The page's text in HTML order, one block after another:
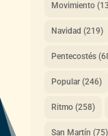
Movimiento
Navidad (219)
Pentecostés
Popular(246)
Ritmo(258)
San Martín (75)